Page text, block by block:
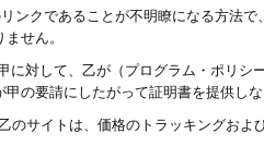
ンクであることが不明瞭になる方法
せん。
に対して、乙が（プログラム・ポリ
の要請にしたがって証明書を提供し
のサイトは、価格のトラッキングお